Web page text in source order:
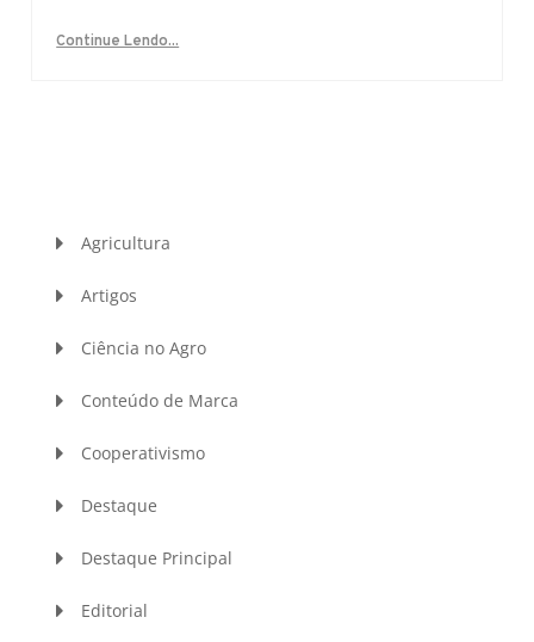
Continue Lendo...
Agricultura
Artigos
Ciência no Agro
Conteúdo de Marca
Cooperativismo
Destaque
Destaque Principal
Editorial